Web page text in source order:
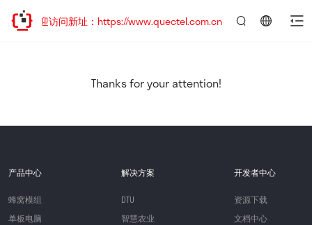
移，欢迎访问新址：https://www.quectel.com.cn
Thanks for your attention!
产品中心
蜂窝模组
单板电脑
解决方案
DTU
智慧农业
开发者中心
资源下载
文档中心